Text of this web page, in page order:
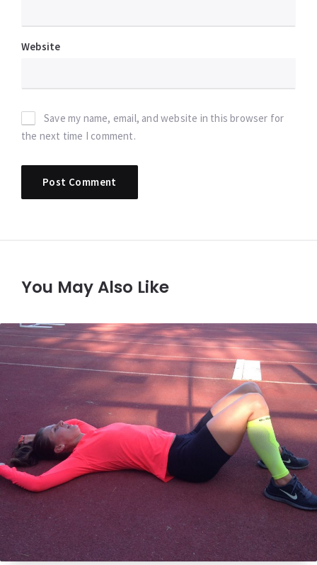
Website
Save my name, email, and website in this browser for
the next time I comment.
You May Also Like